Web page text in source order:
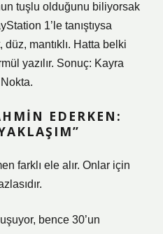
tuşlu olduğunu biliyorsak
1’le tanıştıysa
mantıklı. Hatta belki
yazılır. Sonuç: Kayra
EDERKEN:
farklı ele alır. Onlar için
bence 30’un